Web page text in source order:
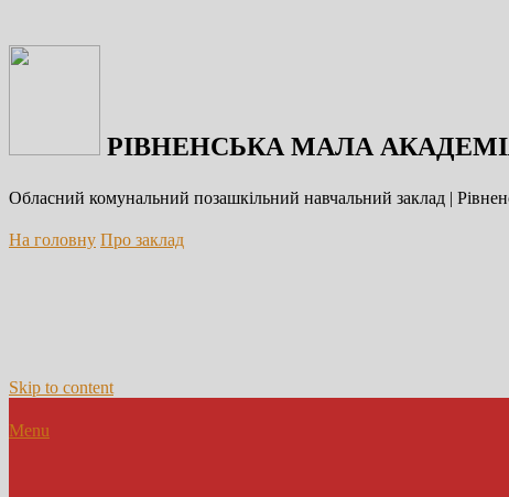
РІВНЕНСЬКА МАЛА
Обласний комунальний позашкільний навчальний заклад |
На головну Про заклад
Skip to content
Menu